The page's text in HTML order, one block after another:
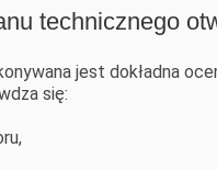
technicznego
jest dokładna
się: